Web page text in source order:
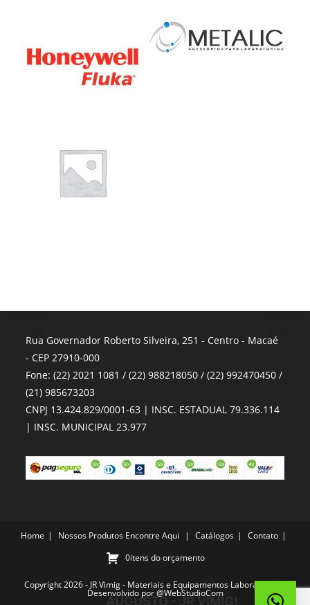
Rua Governador Roberto Silveira, 251 - Centro - Macaé
- CEP 27910-000
Fone: (22) 2021 1081 / (22) 988218050 / (22) 992470450 /
(21) 985673203
CNPJ 13.424.829/0001-63 | INSC. ESTADUAL 79.336.114
| INSC. MUNICIPAL 23.977
Home Nossos Produtos Encontre Aqui Catálogos
Contato
0itens do orçamento
Copyright 2026 - JR Vimig - Materiais e Equipamentos Laboratoriais -
Desenvolvido por@WebStudioCom
AUGUSTO - JR VIMIG!